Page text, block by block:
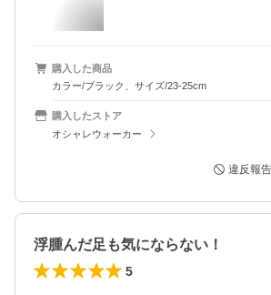
購入した商品
カラー/ブラック、サイズ/23-25cm
購入したストア
オシャレウォーカー
違反報告
浮腫んだ足も気にならない！
5